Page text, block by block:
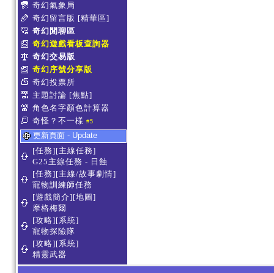
奇幻氣象局
奇幻留言版 [精華區]
奇幻閒聊區
奇幻遊戲看板查詢器
奇幻交易版
奇幻序號分享版
奇幻投票所
主題討論 [焦點]
角色名字顏色計算器
奇怪？不一樣 #5
更新頁面 - Update
[任務][主線任務]
G25主線任務 - 日蝕
[任務][主線/故事劇情]
寵物訓練師任務
[遊戲簡介][地圖]
摩格梅爾
[攻略][系統]
寵物探險隊
[攻略][系統]
精靈武器